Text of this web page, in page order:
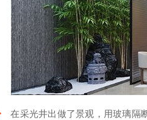
在采光井出做了景观，用玻璃隔